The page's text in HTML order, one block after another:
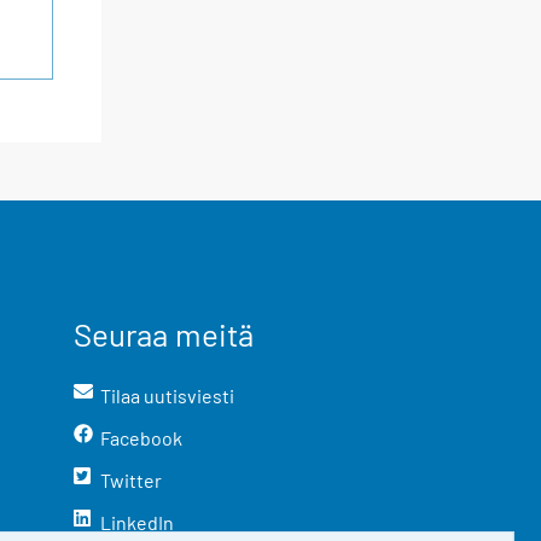
Seuraa meitä
Tilaa uutisviesti
Facebook
Twitter
LinkedIn